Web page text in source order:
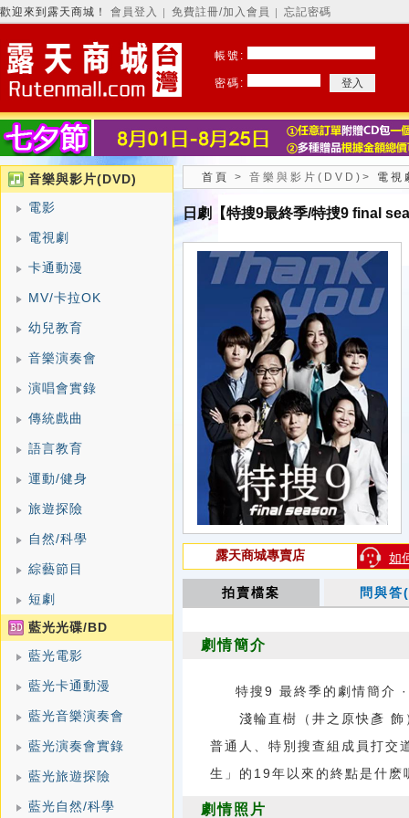
歡迎來到露天商城！ 會員登入 免費註冊/加入會員 忘記密碼
帳號:
密碼:
音樂與影片(DVD)
電影
電視劇
卡通動漫
MV/卡拉OK
幼兒教育
音樂演奏會
演唱會實錄
傳統戲曲
語言教育
運動/健身
旅遊探險
自然/科學
綜藝節目
短劇
藍光光碟/BD
藍光電影
藍光卡通動漫
藍光音樂演奏會
藍光演奏會實錄
藍光旅遊探險
藍光自然/科學
首頁 > 音樂與影片(DVD) > 電視
日劇【特搜9最終季/特捜9 final
如
露天商城專賣店
拍賣檔案 問與
劇情簡介
特搜9 最終季的劇情簡介
淺輪直樹（井之原快彥 飾
普通人、特別搜查組成員打交
生」的19年以來的終點是什麽
劇情照片